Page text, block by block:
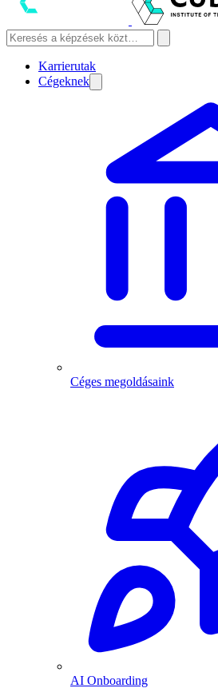
Karrierutak
Cégeknek
Céges megoldásaink
AI Onboarding